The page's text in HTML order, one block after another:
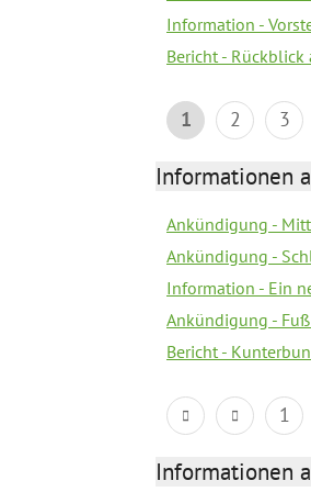
Information -
Bericht -
1 2 3
Informationen
Ankündigung -
Ankündigung -
Information - Ein
Ankündigung -
Bericht -
1
Informationen